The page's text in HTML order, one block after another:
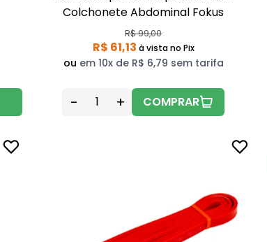
Colchonete Abdominal Fokus
R$ 99,00
R$ 61,13 à vistano Pix
ou em 10x de R$ 6,79 sem tarifa
- + COMPRAR